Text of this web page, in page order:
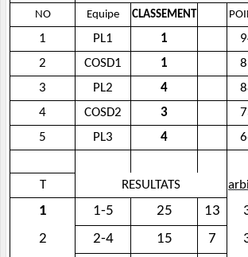
NO Equipe CLASSEMENT
1 PL1 1
2
COSD1 1
3
PL2 4
4
COSD2 3
5
PL3 4
T RESULTATS
1 1-5 25 13
2
2-4 15 7